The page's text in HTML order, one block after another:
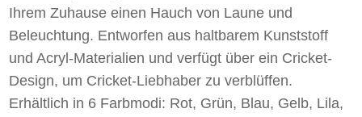
Ihrem Zuhause einen Hauch von Laune und
Beleuchtung. Entworfen aus haltbarem Kunststoff
und Acryl-Materialien und verfügt über ein Cricket-
Design, um Cricket-Liebhaber zu verblüffen.
Erhältlich in 6 Farbmodi: Rot, Grün, Blau, Gelb, Lila,